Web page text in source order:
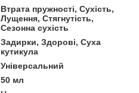
Втрата пружності, Сухість,
Лущення, Стягнутість,
Сезонна сухість
Задирки, Здорові, Суха
кутикула
Універсальний
50 мл